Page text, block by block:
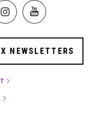
Image
NEWSLETTERS